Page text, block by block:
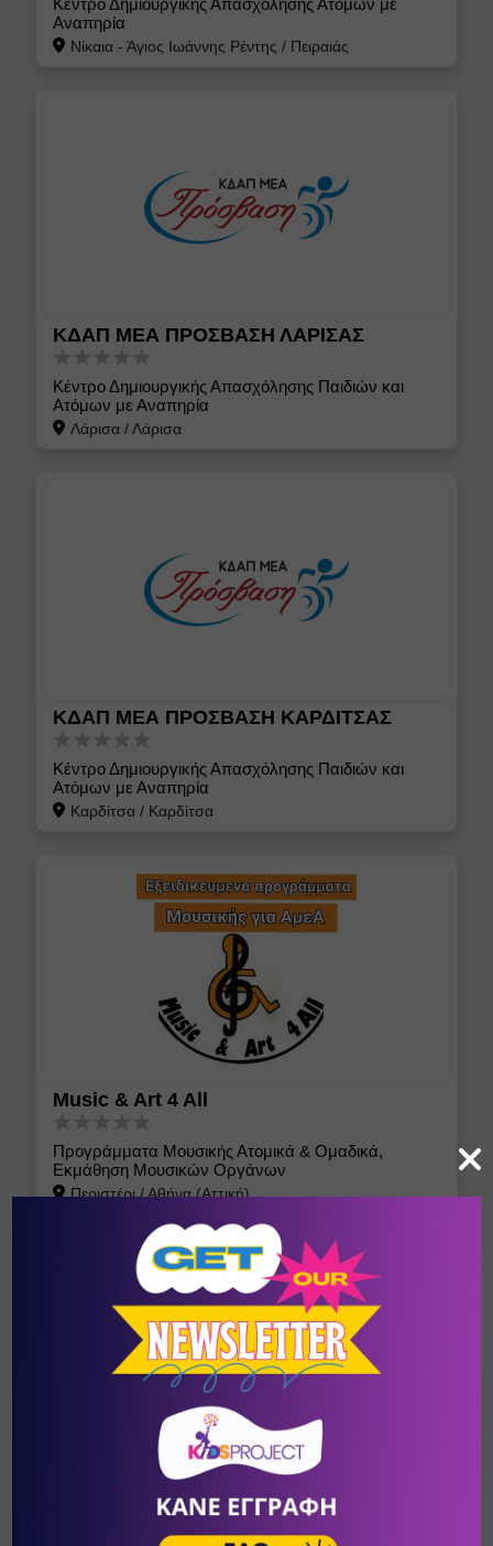
Αναπηρία
Νίκαια - Άγιος Ιωάννης Ρέντης / Πειραιάς
ΚΔΑΠ ΜΕΑ ΠΡΟΣΒΑΣΗ ΛΑΡΙΣΑΣ
Κέντρο Δημιουργικής Απασχόλησης Παιδιών και
Ατόμων με Αναπηρία
Λάρισα/Λάρισα
ΚΔΑΠ ΜΕΑ ΠΡΟΣΒΑΣΗ ΚΑΡΔΙΤΣΑΣ
Κέντρο Δημιουργικής Απασχόλησης Παιδιών και
Ατόμων με Αναπηρία
Καρδίτσα/ Καρδίτσα
Music & Art 4 All
Προγράμματα Μουσικής Ατομικά & Ομαδικά,
Εκμάθηση Μουσικών Οργάνων
Περιστέρι/Αθήνα (Αττική)